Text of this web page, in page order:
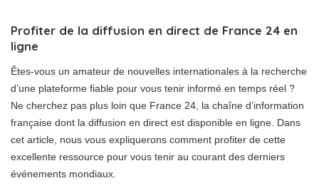
Profiter de la diffusion en direct de France 24 en
ligne
Êtes-vous un amateur de nouvelles internationales à la recherche
d’une plateforme fiable pour vous tenir informé en temps réel ?
Ne cherchez pas plus loin que France 24, la chaîne d’information
française dont la diffusion en direct est disponible en ligne. Dans
cet article, nous vous expliquerons comment profiter de cette
excellente ressource pour vous tenir au courant des derniers
événements mondiaux.